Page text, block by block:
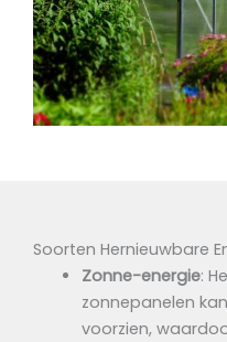
Soorten Hernieuwbare
Zonne-energie:
zonnepanelen
voorzien,